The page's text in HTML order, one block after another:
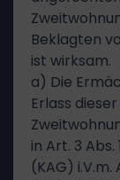
Beklagten
ist wirksam.
a) Die
Erlass dieser
in Art. 3
(KAG) i.V.m.